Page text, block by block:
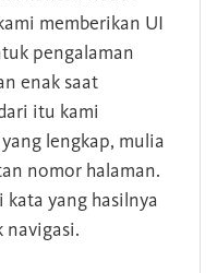
memberikan UI
pengalaman
enak saat
itu kami
lengkap, mulia
nomor halaman.
kata yang hasilnya
navigasi.